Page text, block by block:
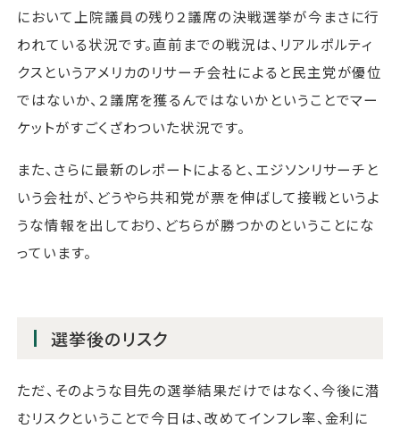
において上院議員の残り２議席の決戦選挙が今まさに行
われている状況です。直前までの戦況は、リアルポルティ
クスというアメリカのリサーチ会社によると民主党が優位
ではないか、２議席を獲るんではないかということでマー
ケットがすごくざわついた状況です。
また、さらに最新のレポートによると、エジソンリサーチと
いう会社が、どうやら共和党が票を伸ばして接戦というよ
うな情報を出しており、どちらが勝つかのということにな
っています。
選挙後のリスク
ただ、そのような目先の選挙結果だけではなく、今後に潜
むリスクということで今日は、改めてインフレ率、金利に